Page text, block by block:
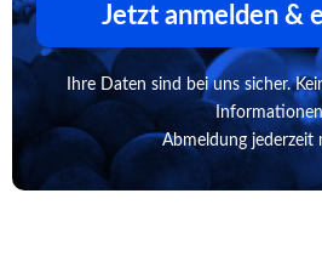
Jetzt anmelden &
Ihre Daten sind bei uns sicher.
Abmeldung jederzeit